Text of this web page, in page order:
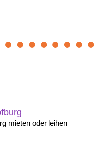
mieten oder leihen